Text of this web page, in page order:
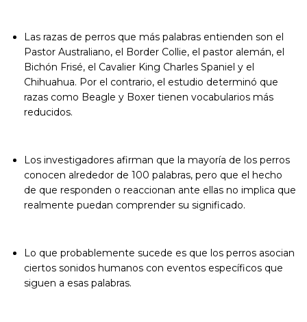
Las razas de perros que más palabras entienden son el
Pastor Australiano, el Border Collie, el pastor alemán, el
Bichón Frisé, el Cavalier King Charles Spaniel y el
Chihuahua. Por el contrario, el estudio determinó que
razas como Beagle y Boxer tienen vocabularios más
reducidos.
Los investigadores afirman que la mayoría de los perros
conocen alrededor de 100 palabras, pero que el hecho
de que responden o reaccionan ante ellas no implica que
realmente puedan comprender su significado.
Lo que probablemente sucede es que los perros asocian
ciertos sonidos humanos con eventos específicos que
siguen a esas palabras.